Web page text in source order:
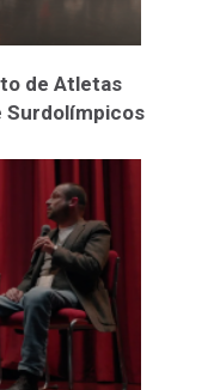
de Atletas
Surdolímpicos